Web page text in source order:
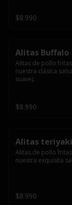
$8.990
Alitas Buffalo
Alitas de pollo
nuestra clásica
suave).
$8.990
Alitas teriyaki
Alitas de pollo
nuestra exquisita
$8.990